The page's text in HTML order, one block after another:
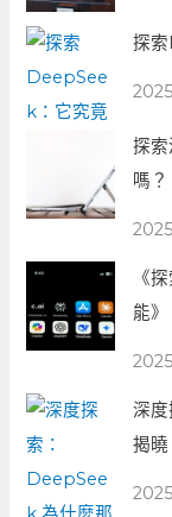
探
探
嗎？
《
能》
深
揭曉